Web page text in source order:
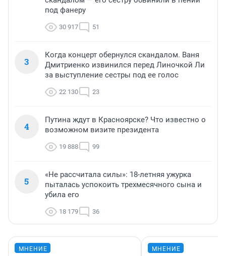
под фанеру
30 917 51
3
Когда концерт обернулся скандалом. Ваня
Дмитриенко извинился перед Линочкой Ли
за выступление сестры под ее голос
22 130 23
4
Путина ждут в Красноярске? Что известно о
возможном визите президента
19 888 99
5
«Не рассчитала силы»: 18-летняя ужурка
пыталась успокоить трехмесячного сына и
убила его
18 179 36
МНЕНИЕ МНЕНИЕ